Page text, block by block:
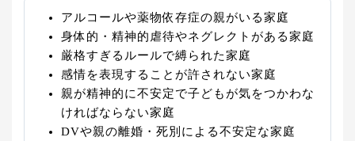
アルコールや薬物依存症の親がいる家庭
身体的・精神的虐待やネグレクトがある家庭
厳格すぎるルールで縛られた家庭
感情を表現することが許されない家庭
親が精神的に不安定で子どもが気をつかわな
ければならない家庭
DVや親の離婚・死別による不安定な家庭